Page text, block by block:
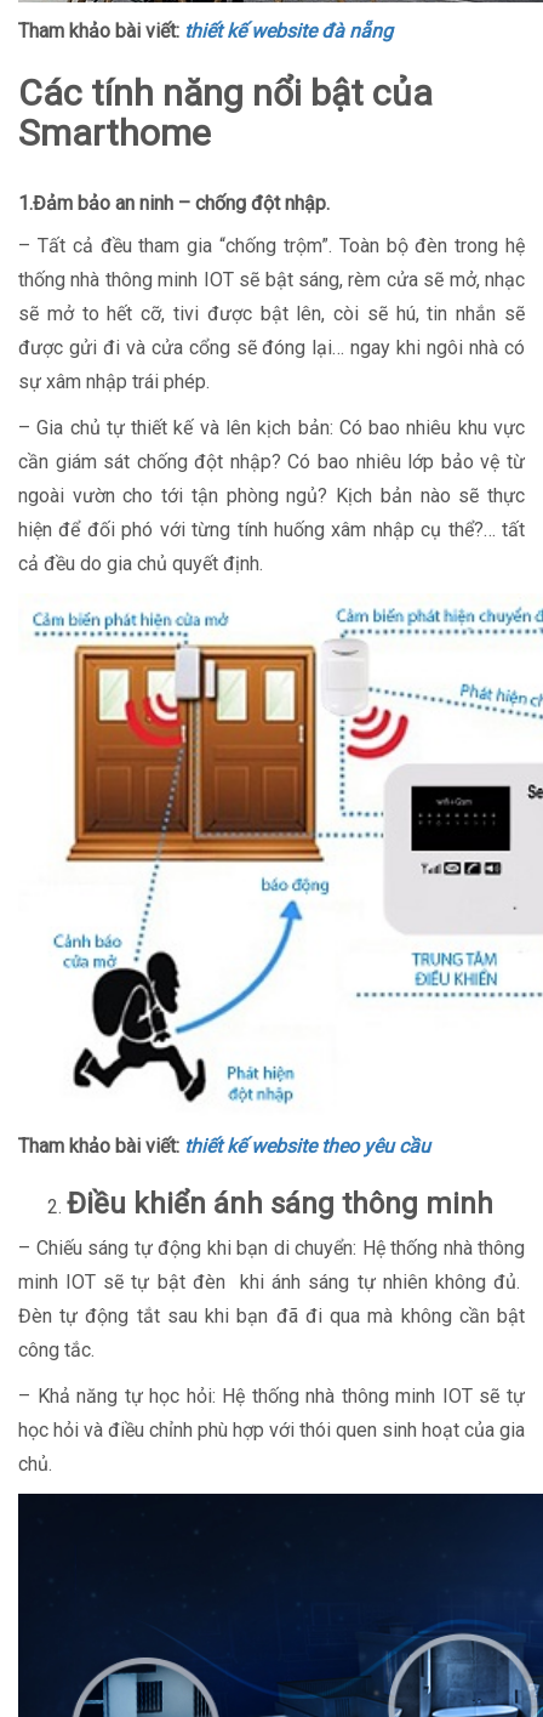
Tham khảo bài viết: thiết kế website đà nẵng
Các tính năng nổi bật của
Smarthome
1.Đảm bảo an ninh – chống đột nhập.
– Tất cả đều tham gia “chống trộm”. Toàn bộ đèn trong hệ
thống nhà thông minh IOT sẽ bật sáng, rèm cửa sẽ mở, nhạc
sẽ mở to hết cỡ, tivi được bật lên, còi sẽ hú, tin nhắn sẽ
được gửi đi và cửa cổng sẽ đóng lại… ngay khi ngôi nhà có
sự xâm nhập trái phép.
– Gia chủ tự thiết kế và lên kịch bản: Có bao nhiêu khu vực
cần giám sát chống đột nhập? Có bao nhiêu lớp bảo vệ từ
ngoài vườn cho tới tận phòng ngủ? Kịch bản nào sẽ thực
hiện để đối phó với từng tính huống xâm nhập cụ thể?… tất
cả đều do gia chủ quyết định.
Tham khảo bài viết: thiết kế website theo yêu cầu
Điều khiển ánh sáng thông minh
– Chiếu sáng tự động khi bạn di chuyển: Hệ thống nhà thông
minh IOT sẽ tự bật đèn khi ánh sáng tự nhiên không đủ.
Đèn tự động tắt sau khi bạn đã đi qua mà không cần bật
công tắc.
– Khả năng tự học hỏi: Hệ thống nhà thông minh IOT sẽ tự
học hỏi và điều chỉnh phù hợp với thói quen sinh hoạt của gia
chủ.